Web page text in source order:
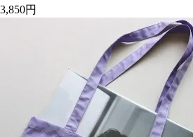
3,850円